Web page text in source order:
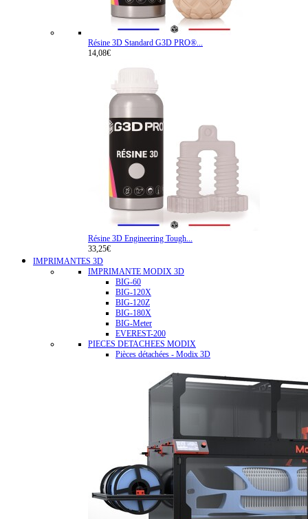
Résine 3D Standard G3D PRO®...
14,08€
Résine 3D Engineering Tough...
33,25€
IMPRIMANTES 3D
IMPRIMANTE MODIX 3D
BIG-60
BIG-120X
BIG-120Z
BIG-180X
BIG-Meter
EVEREST-200
PIECES DETACHEES MODIX
Pièces détachées - Modix 3D